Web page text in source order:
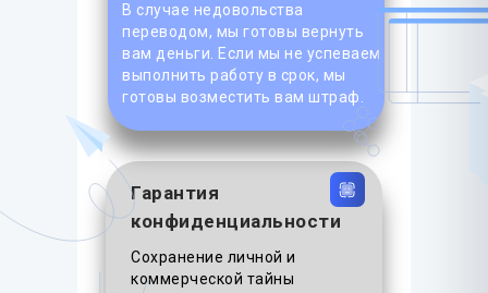
Гарантия
конфиденциальности
Сохранение личной и
коммерческой тайны
В случае недовольства
переводом, мы готовы вернуть
вам деньги. Если мы не успеваем
выполнить работу в срок, мы
готовы возместить вам штраф.